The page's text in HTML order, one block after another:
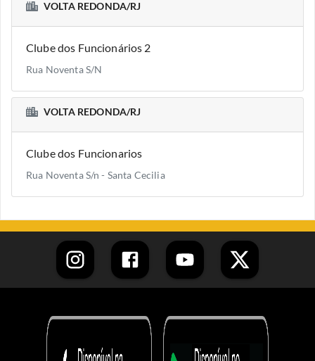
VOLTA REDONDA/RJ
Clube dos Funcionários 2
Rua Noventa S/N
VOLTA REDONDA/RJ
Clube dos Funcionarios
Rua Noventa S/n - Santa Cecilia